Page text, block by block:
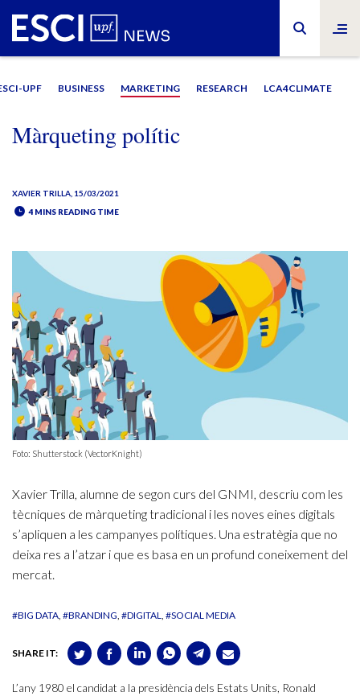
UPF BUSINESS MARKETING RESEARCH LCA4CLIMATE
Màrqueting polític
XAVIER TRILLA , 15/03/2021
4 MINS READING TIME
Foto: Shutterstock (VectorKnight)
Xavier Trilla, alumne de segon curs del GNMI, descriu com les
tècniques de màrqueting tradicional i les noves eines digitals
s’apliquen a les campanyes polítiques. Una estratègia que no
deixa res a l’atzar i que es basa en un profund coneixement del
mercat.
#BIG DATA #BRANDING #DIGITAL #SOCIAL MEDIA
SHARE IT:
L’any 1980 el candidat a la presidència dels Estats Units, Ronald